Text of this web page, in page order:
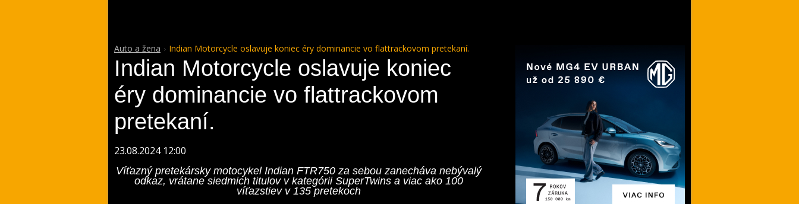
Auto a žena Indian Motorcycle oslavuje koniec éry dominancie vo flattrackovom pretekaní.
Indian Motorcycle oslavuje koniec
éry dominancie vo flattrackovom
pretekaní.
23.08.2024 12:00
Víťazný pretekársky motocykel Indian FTR750 za sebou zanecháva nebývalý
odkaz, vrátane siedmich titulov v kategórii SuperTwins a viac ako 100
víťazstiev v 135 pretekoch